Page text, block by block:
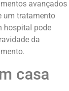
avançados
um tratamento
hospital pode
da
casa